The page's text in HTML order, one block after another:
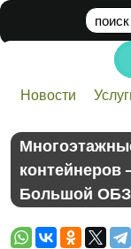
поиск
Новости
Стартапы
контейнеров
Большой